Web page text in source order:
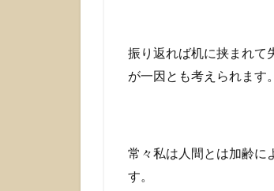
歩
3
筋
振り返れば机に挟まれて
が一因とも考えられます。
常々私は人間とは加齢に
す。